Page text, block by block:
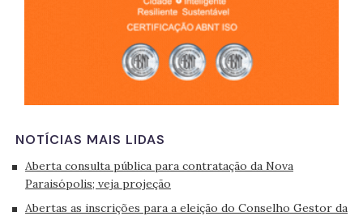
NOTÍCIAS MAIS LIDAS
Aberta consulta pública para contratação da Nova
Paraisópolis; veja projeção
Abertas as inscrições para a eleição do Conselho Gestor da